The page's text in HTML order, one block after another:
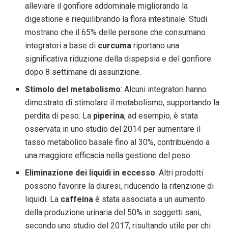
alleviare il gonfiore addominale migliorando la
digestione e riequilibrando la flora intestinale. Studi
mostrano che il 65% delle persone che consumano
integratori a base di curcuma riportano una
significativa riduzione della dispepsia e del gonfiore
dopo 8 settimane di assunzione.
Stimolo del metabolismo: Alcuni integratori hanno
dimostrato di stimolare il metabolismo, supportando la
perdita di peso. La piperina, ad esempio, è stata
osservata in uno studio del 2014 per aumentare il
tasso metabolico basale fino al 30%, contribuendo a
una maggiore efficacia nella gestione del peso.
Eliminazione dei liquidi in eccesso: Altri prodotti
possono favorire la diuresi, riducendo la ritenzione di
liquidi. La caffeina è stata associata a un aumento
della produzione urinaria del 50% in soggetti sani,
secondo uno studio del 2017, risultando utile per chi